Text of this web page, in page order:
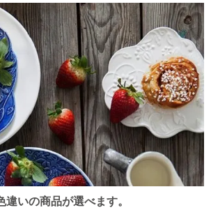
いの商品が選べます。